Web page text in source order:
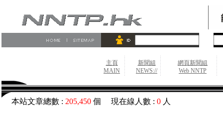
主頁
MAIN
新聞組
NEWS://
網頁新聞組
Web NNTP
本站文章總數 : 205,450 個 現在線人數 : 0 人